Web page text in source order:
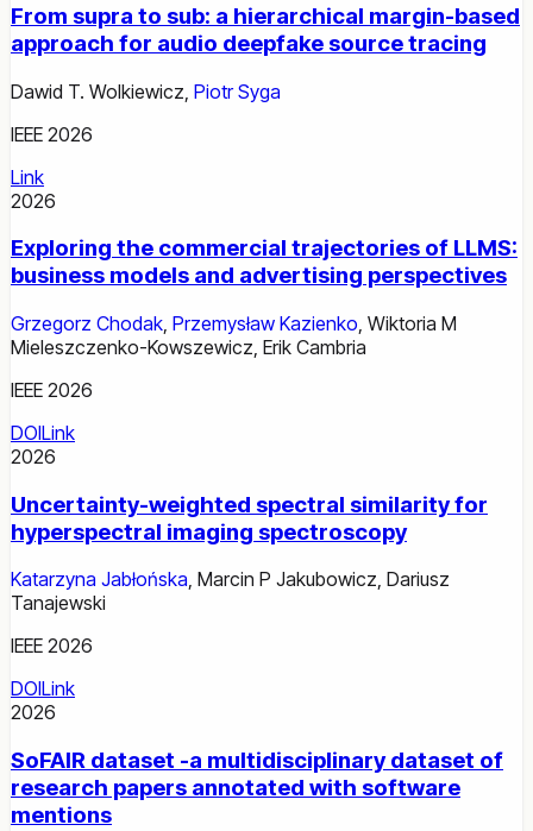
From supra to sub: a hierarchical margin-based
approach for audio deepfake source tracing
Dawid T. Wolkiewicz Piotr Syga
IEEE 2026
Link
2026
Exploring the commercial trajectories of LLMS:
business models and advertising perspectives
Grzegorz Chodak, Przemysław Kazienko, Wiktoria M
Mieleszczenko-Kowszewicz, Erik Cambria
IEEE 2026
DOILink
2026
Uncertainty-weighted spectral similarity for
hyperspectral imaging spectroscopy
Katarzyna Jabłońska, Marcin P Jakubowicz, Dariusz
Tanajewski
IEEE 2026
DOILink
2026
SoFAIR dataset -a multidisciplinary dataset of
research papers annotated with software
mentions